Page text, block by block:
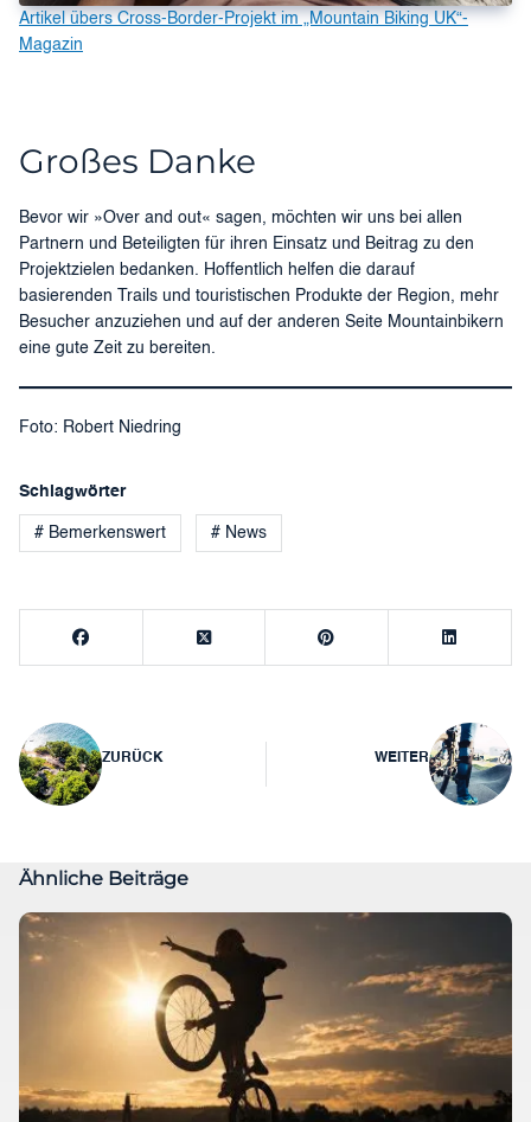
Artikel übers Cross-Border-Projekt im „Mountain Biking UK“-
Magazin
Großes Danke
Bevor wir »Over and out« sagen, möchten wir uns bei allen
Partnern und Beteiligten für ihren Einsatz und Beitrag zu den
Projektzielen bedanken. Hoffentlich helfen die darauf
basierenden Trails und touristischen Produkte der Region, mehr
Besucher anzuziehen und auf der anderen Seite Mountainbikern
eine gute Zeit zu bereiten.
Foto: Robert Niedring
Schlagwörter
# Bemerkenswert # News
Beitragsnavigation
ZURÜCK WEITER
Ähnliche Beiträge